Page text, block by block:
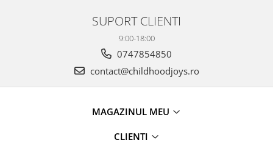
SUPORT CLIENTI
9:00-18:00
0747854850
contact@childhoodjoys.ro
MAGAZINUL MEU
CLIENTI